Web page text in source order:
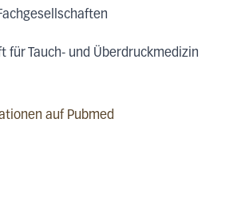
für Tauch- und Überdruckmedizin
auf Pubmed